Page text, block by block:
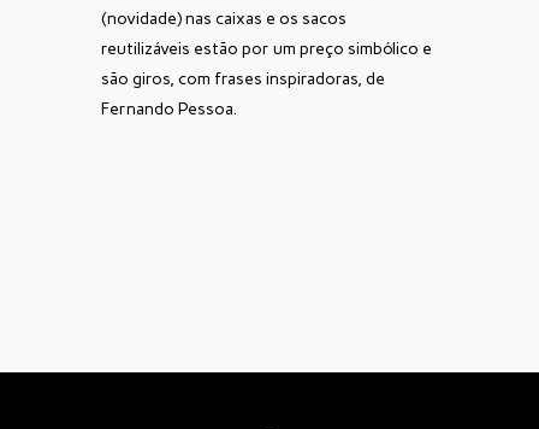
(novidade) nas caixas e os sacos
reutilizáveis estão por um preço simbólico e
são giros, com frases inspiradoras, de
Fernando Pessoa.